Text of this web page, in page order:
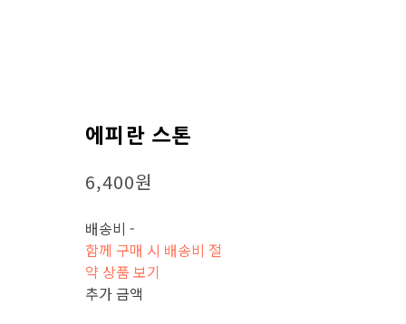
에피란 스톤
6,400원
배송비-
함께 구매 시 배송비 절
약 상품 보기
추가 금액